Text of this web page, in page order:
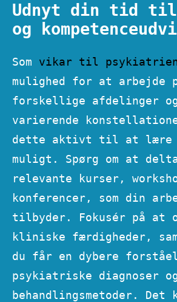
Udnyt din tid
og
Som vikar til
mulighed for at arbejde
forskellige afdelinger
varierende
dette aktivt til at lære
muligt. Spørg om at
relevante kurser,
konferencer, som din
tilbyder. Fokusér på at
kliniske færdigheder,
du får en dybere
psykiatriske diagnoser
behandlingsmetoder. Det